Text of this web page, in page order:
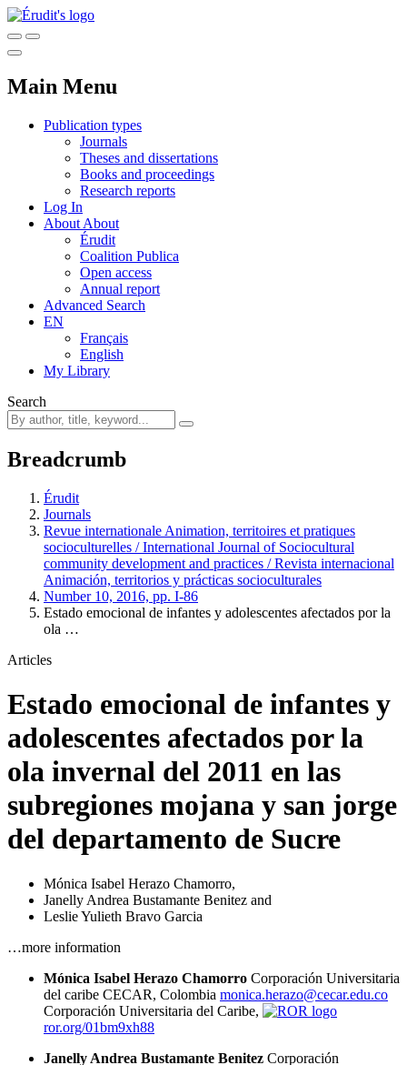
Main Menu
Publication types
Journals
Theses and dissertations
Books and proceedings
Research reports
Log In
About About
Érudit
Coalition Publica
Open access
Annual report
Advanced Search
EN
Français
English
My Library
Search
Breadcrumb
Érudit
Journals
Revue internationale Animation, territoires et pratiques
socioculturelles / International Journal of Sociocultural
community development and practices / Revista internacional
Animación, territorios y prácticas socioculturales
Number 10, 2016, pp. I-86
Estado emocional de infantes y adolescentes afectados por la
ola …
Articles
Estado emocional de infantes y
adolescentes afectados por la
ola invernal del 2011 en las
subregiones mojana y san jorge
del departamento de Sucre
Mónica Isabel Herazo Chamorro,
Janelly Andrea Bustamante Benitez and
Leslie Yulieth Bravo Garcia
…more information
Mónica Isabel Herazo Chamorro Corporación Universitaria
del caribe CECAR, Colombia monica.herazo@cecar.edu.co
Corporación Universitaria del Caribe,
ror.org/01bm9xh88
Janelly Andrea Bustamante Benitez Corporación